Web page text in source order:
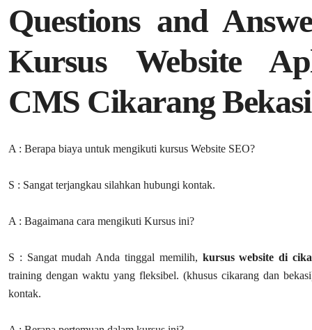
Questions and
Kursus Website
CMS Cikarang Bekasi
A : Berapa biaya untuk mengikuti kursus Website SEO?
S : Sangat terjangkau silahkan hubungi kontak.
A : Bagaimana cara mengikuti Kursus ini?
S : Sangat mudah Anda tinggal memilih, kursus website di
training dengan waktu yang fleksibel. (khusus cikarang dan
kontak.